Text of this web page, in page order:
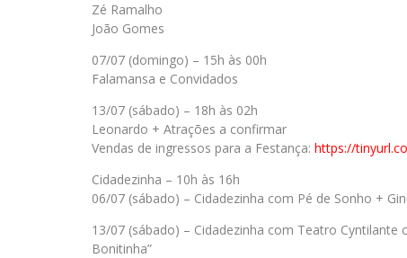
Zé Ramalho
João Gomes
07/07 (domingo) – 15h às 00h
Falamansa e Convidados
13/07 (sábado) – 18h às 02h
Leonardo + Atrações a confirmar
Vendas de ingressos para a Festança: https://
Cidadezinha – 10h às 16h
06/07 (sábado) – Cidadezinha com Pé de Sonho +
13/07 (sábado) – Cidadezinha com Teatro Cyntilante
Bonitinha”